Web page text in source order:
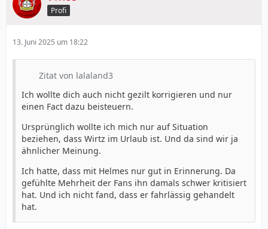
Profi
13. Juni 2025 um 18:22
Zitat von lalaland3
Ich wollte dich auch nicht gezilt korrigieren und nur
einen Fact dazu beisteuern.
Ursprünglich wollte ich mich nur auf Situation
beziehen, dass Wirtz im Urlaub ist. Und da sind wir ja
ähnlicher Meinung.
Ich hatte, dass mit Helmes nur gut in Erinnerung. Da
gefühlte Mehrheit der Fans ihn damals schwer kritisiert
hat. Und ich nicht fand, dass er fahrlässig gehandelt
hat.